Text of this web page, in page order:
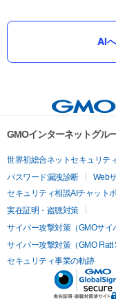
AI
GMOインターネットグル
世界初総合ネットセキュリテ
パスワード漏洩診断
Web
セキュリティ相談AIチャット
実在証明・盗聴対策
サイバー攻撃対策（GMOサイ
サイバー攻撃対策（GMO Flatt
セキュリティ事業の軌跡